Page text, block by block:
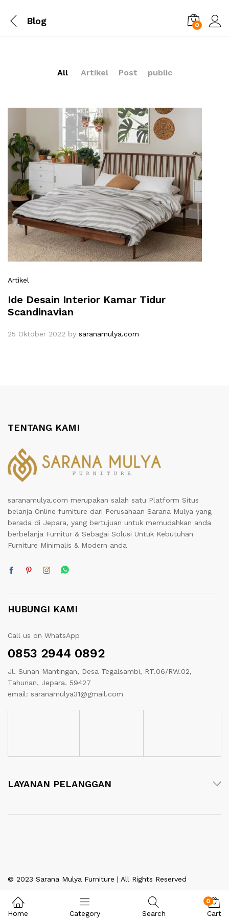
Blog 0
All Artikel Post public
Artikel
Ide Desain Interior Kamar Tidur
Scandinavian
25 Oktober 2022 by saranamulya.com
TENTANG KAMI
saranamulya.com merupakan salah satu Platform Situs
belanja Online furniture dari Perusahaan Sarana Mulya yang
berada di Jepara, yang bertujuan untuk memudahkan anda
berbelanja Furnitur & Sebagai Solusi Untuk Kebutuhan
Furniture Minimalis & Modern anda
HUBUNGI KAMI
Call us on WhatsApp
0853 2944 0892
Jl. Sunan Mantingan, Desa Tegalsambi, RT.06/RW.02,
Tahunan, Jepara. 59427
email: saranamulya31@gmail.com
LAYANAN PELANGGAN
© 2023 Sarana Mulya Furniture | All Rights Reserved
Home Category Search
0
Cart